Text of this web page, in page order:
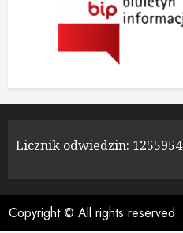
Licznik odwiedzin: 1255954
Copyright © All rights reserved.